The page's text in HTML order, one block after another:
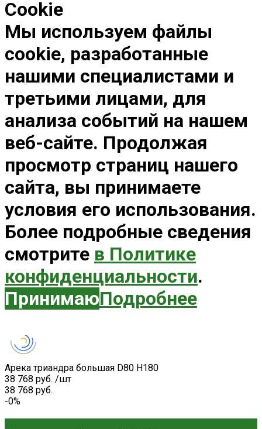
Cookie
Мы используем файлы
cookie, разработанные
нашими специалистами и
третьими лицами, для
анализа событий на нашем
веб-сайте. Продолжая
просмотр страниц нашего
сайта, вы принимаете
условия его использования.
Более подробные сведения
смотрите в Политике
конфиденциальности.
ПринимаюПодробнее
Арека триандра большая D80 H180
38 768 руб. /шт
38 768 руб.
-0%